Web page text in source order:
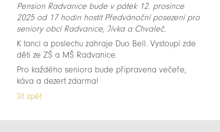
Pension Radvanice bude v pátek 12. prosince
2025 od 17 hodin hostit Předvánoční posezení pro
seniory obcí Radvanice, Jívka a Chvaleč.
K tanci a poslechu zahraje Duo Bell. Vystoupí zde
děti ze ZŠ a MŠ Radvanice.
Pro každého seniora bude připravena večeře,
káva a dezert zdarma!
Jít zpět